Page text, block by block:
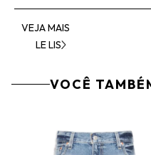
VEJA MAIS
LE LIS
VOCÊ